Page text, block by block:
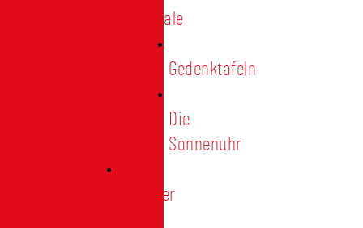
Denkmale
Gedenktafeln
Die
Sonnenuhr
Ratinger